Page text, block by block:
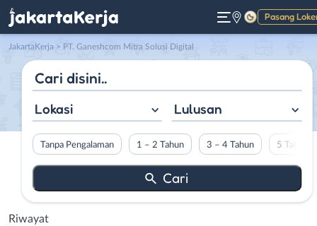
Pasang
Gelap
JakartaKerja > PT. Ganeshcom Mitra Solusi Digital
Lokasi Lulusan
Tanpa Pengalaman 1 – 2 Tahun 3 – 4 Tahun 5 Tahun
Riwayat